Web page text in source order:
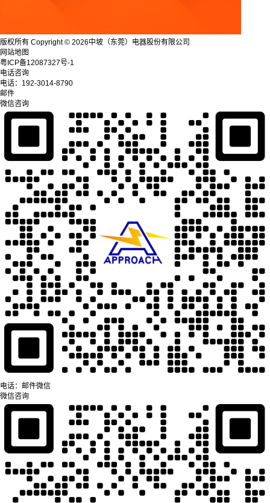
版权所有 Copyright © 2026中坡（东莞）电器股份有限公司
网站地图
粤ICP备12087327号-1
电话咨询
电话： 192-3014-8790
邮件
微信咨询
电话： 邮件微信
微信咨询